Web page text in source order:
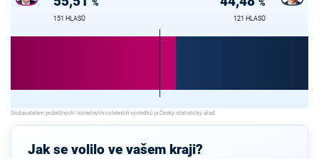
%
151 HLASŮ
%
121 HLASŮ
Jak se volilo ve vašem kraji?